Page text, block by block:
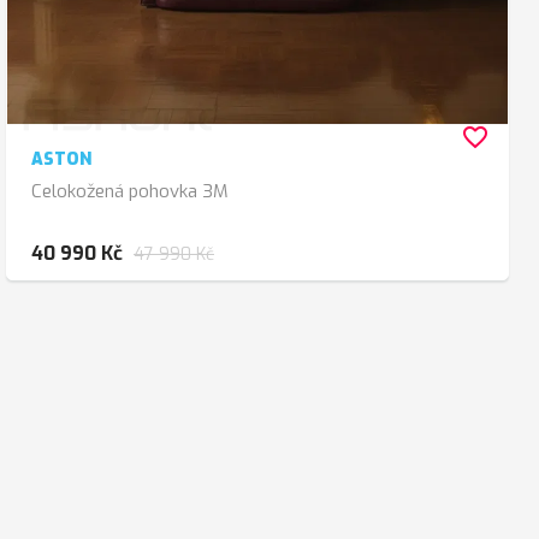
ASTON
Celokožená pohovka 3M
40 990 Kč 47 990 Kč
favorite_border